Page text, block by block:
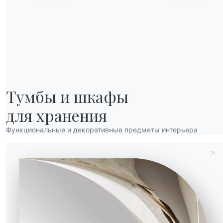
Тумбы и шкафы
для хранения
Функциональные и декоративные предметы интерьера